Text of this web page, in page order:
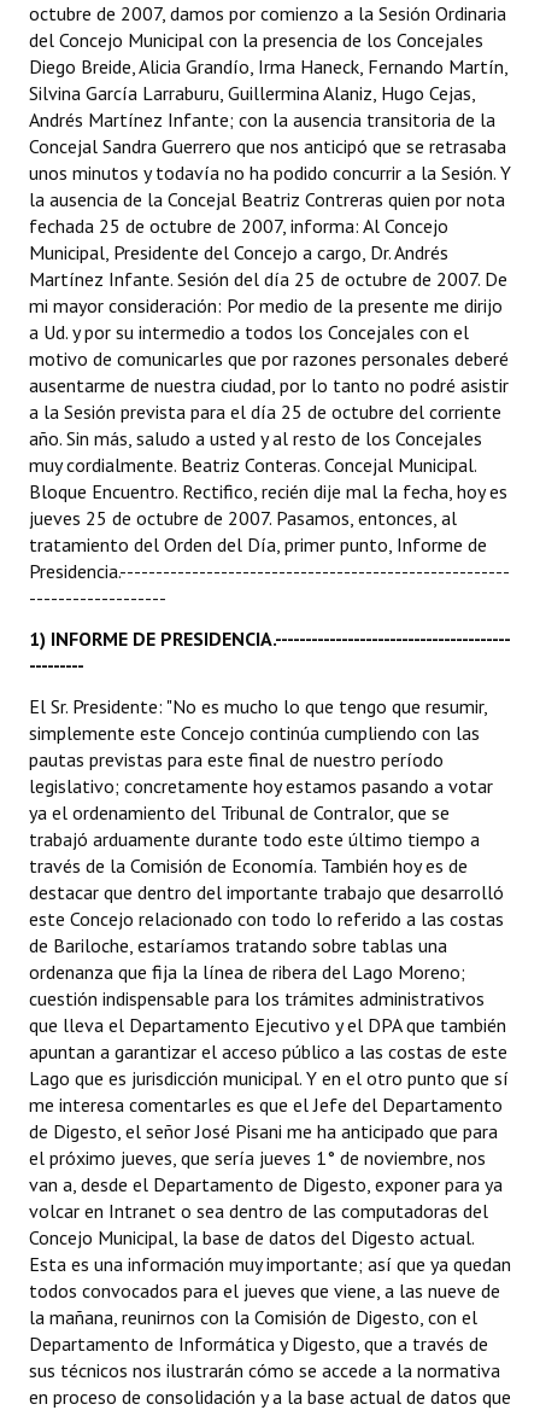
Informes de Gestión
Proyectos Presentados
Dictámenes Asesoría Letrada
Actas de Sesión
Informes de Unidad Coordinadora
Ejecución Presupuestaria
Actas de Audiencias Públicas
NORMATIVA
Comunicaciones
Declaraciones
Resoluciones
INSTITUCIONAL
Antiguos Pobladores
Noticias Destacadas
Registros y Distinciones
Datos Históricos
Premio al Mérito - Registro
Audiencias Públicas - Registro
Mujeres que Dejaron Huellas - Registro
Periodistas Decanos - Registro
Ciudadano Ilustre - Registro
Banca del Vecino - Registro
Huéspedes de Honor - Registro
Antiguos Pobladores - Registro
Reconocimientos - Registro
Bariloche, Municipio intercultural
Entrega de distinciones
octubre de 2007, damos por comienzo a la Sesión Ordinaria
del Concejo Municipal con la presencia de los Concejales
Diego Breide, Alicia Grandío, Irma Haneck, Fernando Martín,
Silvina García Larraburu, Guillermina Alaniz, Hugo Cejas,
Andrés Martínez Infante; con la ausencia transitoria de la
Concejal Sandra Guerrero que nos anticipó que se retrasaba
unos minutos y todavía no ha podido concurrir a la Sesión. Y
la ausencia de la Concejal Beatriz Contreras quien por nota
fechada 25 de octubre de 2007, informa: Al Concejo
Municipal, Presidente del Concejo a cargo, Dr. Andrés
Martínez Infante. Sesión del día 25 de octubre de 2007. De
mi mayor consideración: Por medio de la presente me dirijo
a Ud. y por su intermedio a todos los Concejales con el
motivo de comunicarles que por razones personales deberé
ausentarme de nuestra ciudad, por lo tanto no podré asistir
a la Sesión prevista para el día 25 de octubre del corriente
año. Sin más, saludo a usted y al resto de los Concejales
muy cordialmente. Beatriz Conteras. Concejal Municipal.
Bloque Encuentro. Rectifico, recién dije mal la fecha, hoy es
jueves 25 de octubre de 2007. Pasamos, entonces, al
tratamiento del Orden del Día, primer punto, Informe de
Presidencia.------------------------------------------------------
-------------------
1) INFORME DE PRESIDENCIA.---------------------------------------
---------
El Sr. Presidente: "No es mucho lo que tengo que resumir,
simplemente este Concejo continúa cumpliendo con las
pautas previstas para este final de nuestro período
legislativo; concretamente hoy estamos pasando a votar
ya el ordenamiento del Tribunal de Contralor, que se
trabajó arduamente durante todo este último tiempo a
través de la Comisión de Economía. También hoy es de
destacar que dentro del importante trabajo que desarrolló
este Concejo relacionado con todo lo referido a las costas
de Bariloche, estaríamos tratando sobre tablas una
ordenanza que fija la línea de ribera del Lago Moreno;
cuestión indispensable para los trámites administrativos
que lleva el Departamento Ejecutivo y el DPA que también
apuntan a garantizar el acceso público a las costas de este
Lago que es jurisdicción municipal. Y en el otro punto que sí
me interesa comentarles es que el Jefe del Departamento
de Digesto, el señor José Pisani me ha anticipado que para
el próximo jueves, que sería jueves 1° de noviembre, nos
van a, desde el Departamento de Digesto, exponer para ya
volcar en Intranet o sea dentro de las computadoras del
Concejo Municipal, la base de datos del Digesto actual.
Esta es una información muy importante; así que ya quedan
todos convocados para el jueves que viene, a las nueve de
la mañana, reunirnos con la Comisión de Digesto, con el
Departamento de Informática y Digesto, que a través de
sus técnicos nos ilustrarán cómo se accede a la normativa
en proceso de consolidación y a la base actual de datos que